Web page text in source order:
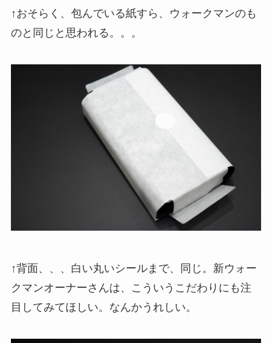
↑おそらく、包んでいる紙すら、ウォークマンのも
のと同じと思われる。。。
↑背面、、、白い丸いシールまで、同じ。新ウォー
クマンオーナーさんは、こういうこだわりにも注
目してみてほしい。なんかうれしい。